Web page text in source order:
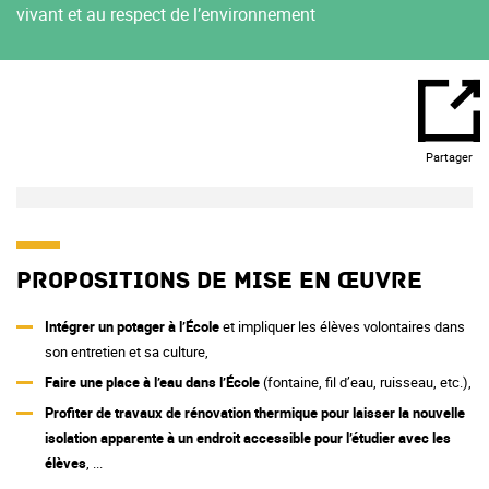
vivant et au respect de l’environnement
Partager
Propositions de mise en œuvre
Intégrer un potager à l’Écoleet impliquer les élèves volontaires dans
son entretien et sa culture,
Faire une place à l’eau dans l’École(fontaine, fil d’eau, ruisseau, etc.),
Profiter de travaux de rénovation thermique pour laisser la nouvelle
isolation apparente à un endroit accessible pour l’étudier avec les
élèves, ...